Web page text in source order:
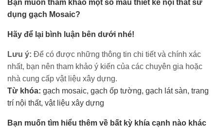
Bạn muốn tham khảo một số mẫu thiết kế nội thất sử
dụng gạch Mosaic?
Hãy để lại bình luận bên dưới nhé!
Lưu ý: Để có được những thông tin chi tiết và chính xác
nhất, bạn nên tham khảo ý kiến của các chuyên gia hoặc
nhà cung cấp vật liệu xây dựng.
Từ khóa: gạch mosaic, gạch ốp tường, gạch lát sàn, trang
trí nội thất, vật liệu xây dựng
Bạn muốn tìm hiểu thêm về bất kỳ khía cạnh nào khác